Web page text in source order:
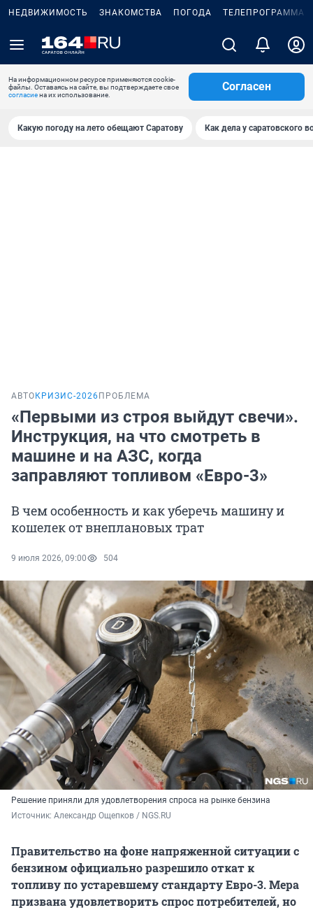
НЕДВИЖИМОСТЬ ЗНАКОМСТВА ПОГОДА ТЕЛЕПРОГРАММА
На информационном ресурсе применяются cookie-
файлы. Оставаясь на сайте, вы подтверждаете свое
согласиена их использование.
Согласен
Какую погоду на лето обещают Саратову Как дела у саратовского
АВТО КРИЗИС-2026 ПРОБЛЕМА
«Первыми из строя выйдут свечи».
Инструкция, на что смотреть в
машине и на АЗС, когда
заправляют топливом «Евро-3»
В чем особенность и как уберечь машину и
кошелек от внеплановых трат
9 июля 2026, 09:00 504
Решение приняли для удовлетворения спроса на рынке бензина
Источник: Александр Ощепков / NGS.RU
Правительство на фоне напряженной ситуации с
бензином официально разрешило откат к
топливу по устаревшему стандарту Евро-3. Мера
призвана удовлетворить спрос потребителей, но